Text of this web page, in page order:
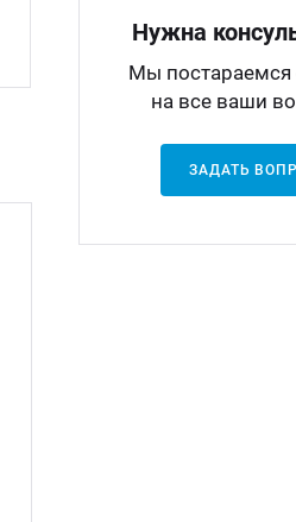
Нужна
Мы постараемся
на все ваши
ЗАДАТЬ